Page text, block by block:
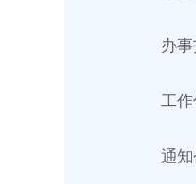
办
工
通